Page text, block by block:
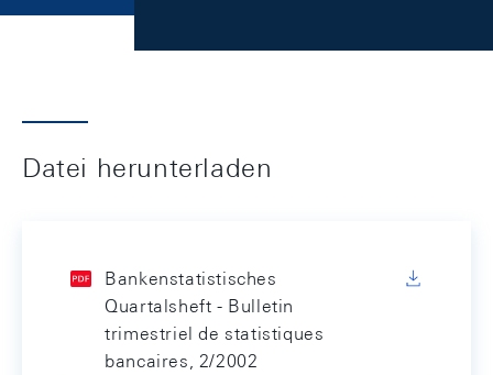
Datei herunterladen
Bankenstatistisches
Quartalsheft - Bulletin
trimestriel de statistiques
bancaires, 2/2002